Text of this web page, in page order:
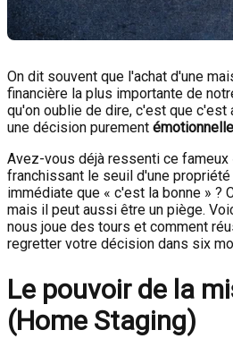
On dit souvent que l'achat d'une
financière la plus importante de
qu'on oublie de dire, c'est que c'est
une décision purement émotionnelle
Avez-vous déjà ressenti ce fameux
franchissant le seuil d'une
immédiate que « c'est la bonne » ?
mais il peut aussi être un piège.
nous joue des tours et comment
regretter votre décision dans six
Le pouvoir de la
(Home Staging)